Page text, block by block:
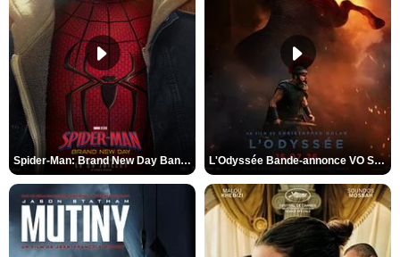
Spider-Man: Brand New Day Bande-annonce VO STFR L'Odyssée Bande-annonce VO STFR